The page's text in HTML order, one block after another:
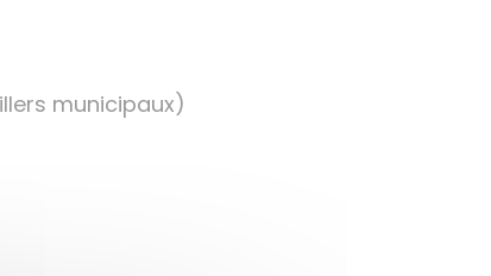
municipaux)